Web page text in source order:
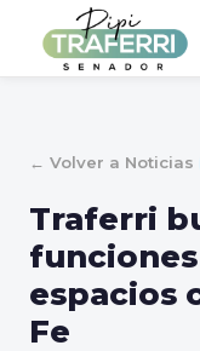
← Volver a Noticias
Traferri
espacios
Fe